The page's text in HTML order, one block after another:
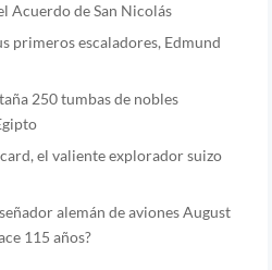
Acuerdo de San Nicolás
primeros escaladores, Edmund
250 tumbas de nobles
el valiente explorador suizo
alemán de aviones August
115 años?